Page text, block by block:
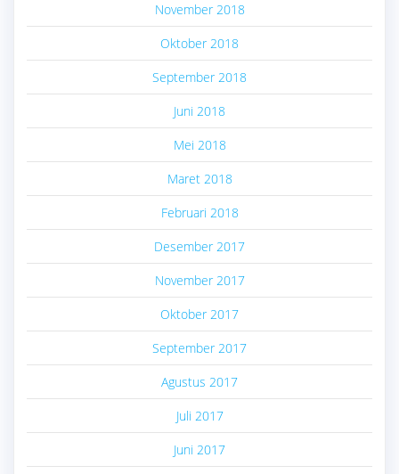
November 2018
Oktober 2018
September 2018
Juni 2018
Mei 2018
Maret 2018
Februari 2018
Desember 2017
November 2017
Oktober 2017
September 2017
Agustus 2017
Juli 2017
Juni 2017